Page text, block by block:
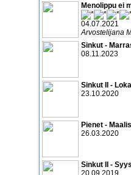
Menolippu ei
04.07.2021
Arvostelijana
Sinkut -
08.11.2023
Sinkut II -
23.10.2020
Pienet -
26.03.2020
Sinkut II -
20.09.2019